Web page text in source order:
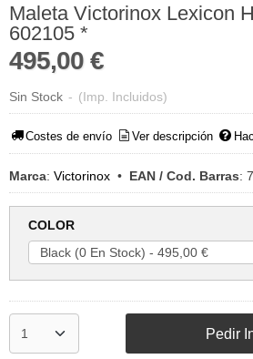
Maleta Victorinox Lexicon
602105 *
495,00 €
Sin Stock - (Imp. Incluidos)
Costes de envío Ver descripción
Marca: Victorinox • EAN / Cod. Barras:
COLOR
Pedir